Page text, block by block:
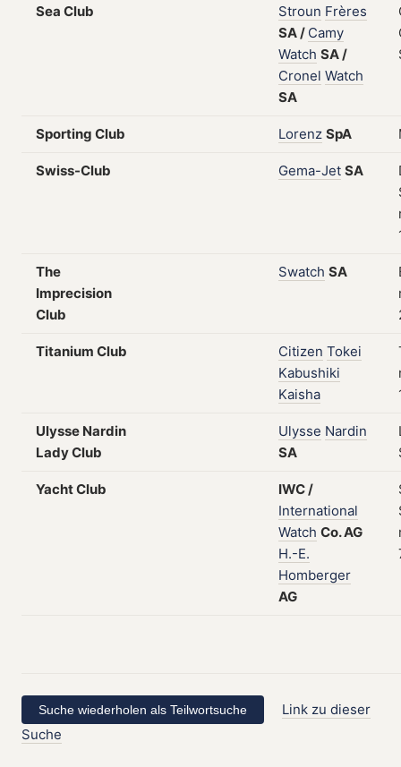
Sea Club Stroun Frères
SA/ Camy
Watch SA/
Cronel Watch
SA
Sporting Club Lorenz SpA
Swiss-Club Gema-Jet SA
The
Imprecision
Club
Swatch SA
Titanium Club Citizen Tokei
Kabushiki
Kaisha
Ulysse Nardin
Lady Club
Ulysse Nardin
SA
Yacht Club IWC/
International
Watch Co.AG
H.-E.
Homberger
AG
Link zu dieser
Suche